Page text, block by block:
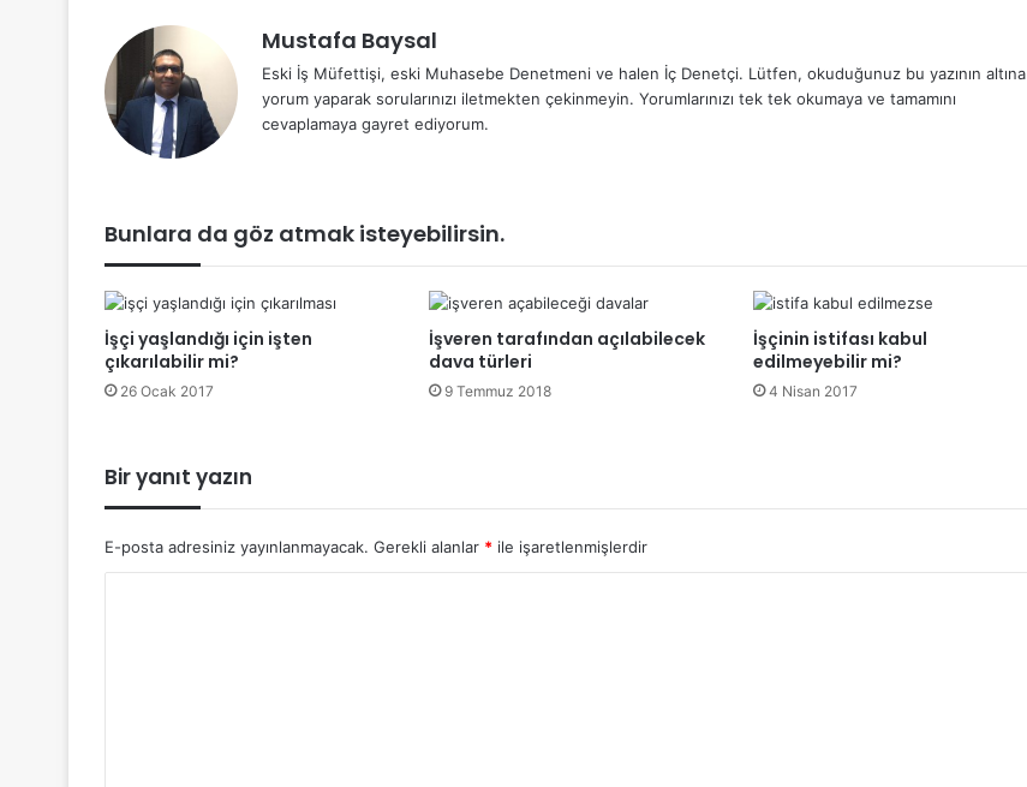
Mustafa Baysal
Eski İş Müfettişi, eski Muhasebe Denetmeni ve halen İç Denetçi. Lütfen, okuduğunuz bu yazının altına
yorum yaparak sorularınızı iletmekten çekinmeyin. Yorumlarınızı tek tek okumaya ve tamamını
cevaplamaya gayret ediyorum.
Bunlara da göz atmak isteyebilirsin.
İşçi yaşlandığı için işten
çıkarılabilir mi?
26 Ocak 2017
İşveren tarafından açılabilecek
dava türleri
9 Temmuz 2018
İşçinin istifası kabul
edilmeyebilir mi?
4 Nisan 2017
Bir yanıt yazın
E-posta adresiniz yayınlanmayacak. Gerekli alanlar * ile işaretlenmişlerdir